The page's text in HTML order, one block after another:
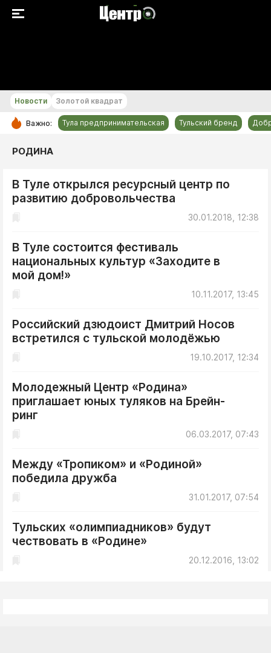
РУБРИКИ
Культура
Происшествия
Тульский бренд
Тула предпринимательская
ДоброЦентр
Новости Золотой квадрат
Важно: Тула предпринимательская Тульский бренд
РОДИНА
В Туле открылся ресурсный центр по
развитию добровольчества
30.01.2018, 12:38
В Туле состоится фестиваль
национальных культур «Заходите в
мой дом!»
10.11.2017, 13:45
Российский дзюдоист Дмитрий Носов
встретился с тульской молодёжью
19.10.2017, 12:34
Молодежный Центр «Родина»
приглашает юных туляков на Брейн-
ринг
06.03.2017, 07:43
Между «Тропиком» и «Родиной»
победила дружба
31.01.2017, 07:54
Тульских «олимпиадников» будут
чествовать в «Родине»
20.12.2016, 13:02